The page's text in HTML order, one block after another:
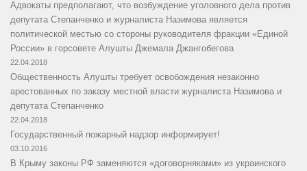
Адвокаты предполагают, что возбуждение уголовного дела против
депутата Степанченко и журналиста Назимова является
политической местью со стороны руководителя фракции «Единой
России» в горсовете Алушты Джемала Джангобегова
22.04.2018
Общественность Алушты требует освобождения незаконно
арестованных по заказу местной власти журналиста Назимова и
депутата Степанченко
22.04.2018
Государственный пожарный надзор информирует!
03.10.2016
В Крыму законы РФ заменяются «договорняками» из украинского